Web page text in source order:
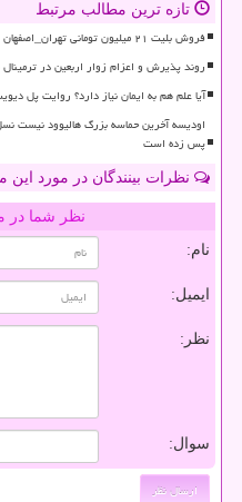
تازه ترین مطالب مرتبط
فروش بلیت ۲۱ میلیون تومانی تهران_اصفهان رد شد
روند پذیرش و اعزام زوار اربعین در
آیا علم هم به ایمان نیاز دارد؟ روایت پل
اودیسه آخرین حماسه بزرگ هالیوود نیست
پس زده است
نظرات بینندگان در مورد
نظر شما در
نام:
ایمیل:
نظر:
سوال: